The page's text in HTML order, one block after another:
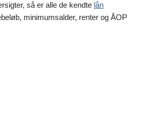
så er alle de kendte lån
minimumsalder, renter og ÅOP